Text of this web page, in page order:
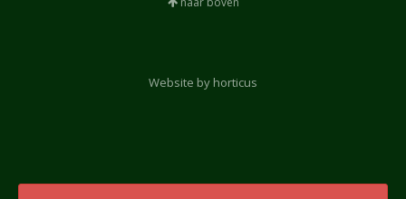
Website by horticus